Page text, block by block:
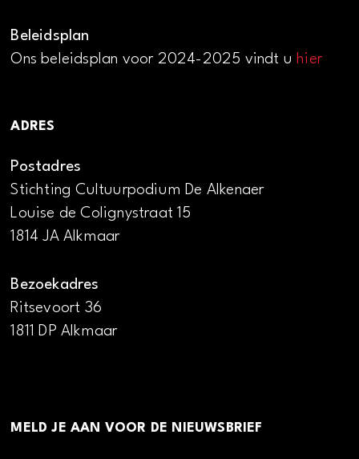
Beleidsplan
Ons beleidsplan voor 2024-2025 vindt uhier
ADRES
Postadres
Stichting Cultuurpodium De Alkenaer
Louise de Colignystraat 15
1814 JA Alkmaar
Bezoekadres
Ritsevoort 36
1811 DP Alkmaar
MELD JE AAN VOOR DE NIEUWSBRIEF